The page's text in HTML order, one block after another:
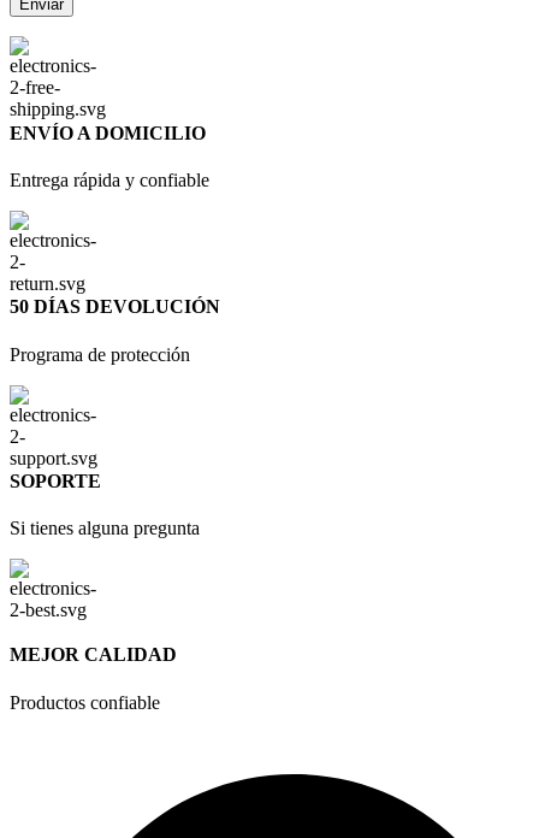
ENVÍO A DOMICILIO
Entrega rápida y confiable
50 DÍAS DEVOLUCIÓN
Programa de protección
SOPORTE
Si tienes alguna pregunta
MEJOR CALIDAD
Productos confiable